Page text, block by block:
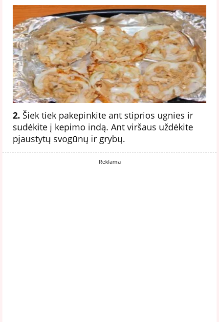
2. Šiek tiek pakepinkite ant stiprios ugnies ir
sudėkite į kepimo indą. Ant viršaus uždėkite
pjaustytų svogūnų ir grybų.
Reklama